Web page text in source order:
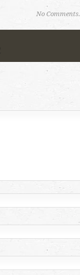
No Comments.